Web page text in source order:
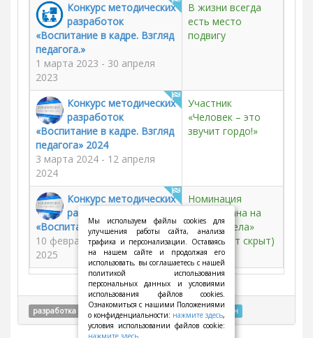
Конкурс методических
разработок
«Воспитание в кадре. Взгляд
педагога.»
1 марта 2023 - 30 апреля
2023
В жизни всегда
есть место
подвигу
Конкурс методических
разработок
«Воспитание в кадре. Взгляд
педагога» 2024
3 марта 2024 - 12 апреля
2024
Участник
«Человек – это
звучит гордо!»
Конкурс методических
разработок
«Воспитание в кадре» 2025
10 февраля 2025 - 10 марта
2025
Номинация
«Жизнь дана на
добрые дела»
(Результат скрыт)
разработка проводится завершён
Мы используем файлы cookies для
улучшения работы сайта, анализа
трафика и персонализации. Оставаясь
на нашем сайте и продолжая его
использовать, вы соглашаетесь с нашей
политикой использования
персональных данных и условиями
использования файлов cookies.
Ознакомиться с нашими Положениями
о конфиденциальности: нажмите здесь,
условия использовании файлов cookie:
нажмите здесь